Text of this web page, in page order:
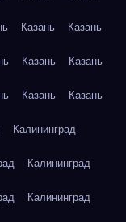
Казань Казань
Казань Казань
Казань Казань
Калининград
Калининград
Калининград